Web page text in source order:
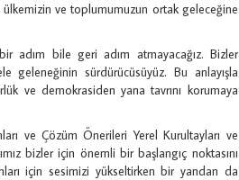
ülkemizin ve toplumumuzun ortak geleceğine
adım bile geri adım atmayacağız. Bizler
sürdürücüsüyüz. Bu anlayışla
ve demokrasiden yana tavrını korumaya
ve Çözüm Önerileri Yerel Kurultayları ve
bizler için önemli bir başlangıç noktasını
için sesimizi yükseltirken bir yandan da